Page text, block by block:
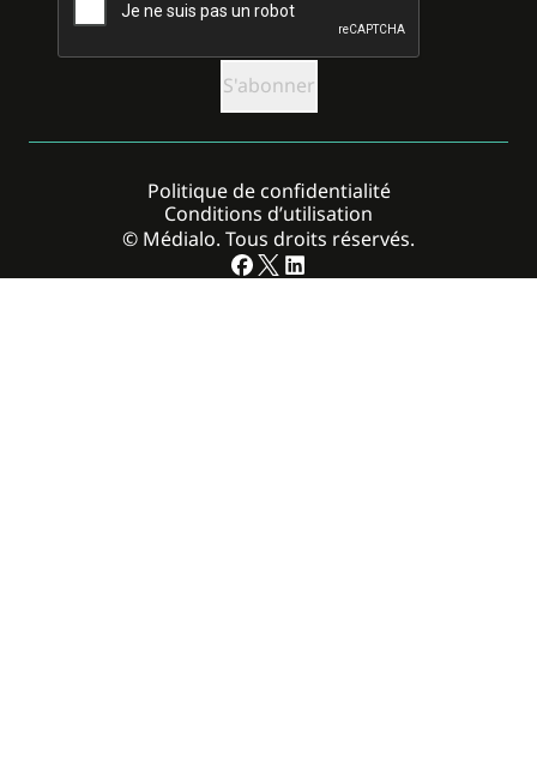
© Médialo. Tous droits réservés.
Politique de confidentialité
Conditions d’utilisation